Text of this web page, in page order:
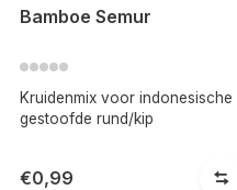
Bamboe Semur
Kruidenmix voor indonesische
gestoofde rund/kip
€0,99